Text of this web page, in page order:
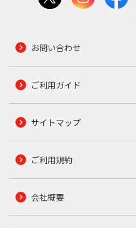
お問い合わせ
ご利用ガイド
サイトマップ
ご利用規約
会社概要